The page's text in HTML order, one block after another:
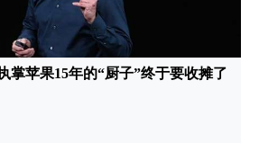
掌苹果15年的“厨子”终于要收摊了